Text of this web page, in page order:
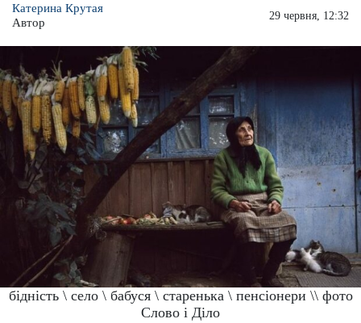
Катерина Крутая
Автор
29 червня, 12:32
бідність \ село \ бабуся \ старенька \ пенсіонери \\ фото
Слово і Діло